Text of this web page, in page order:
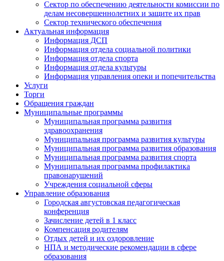
Сектор по обеспечению деятельности комиссии по
делам несовершеннолетних и защите их прав
Сектор технического обеспечения
Актуальная информация
Информация ДСП
Информация отдела социальной политики
Информация отдела спорта
Информация отдела культуры
Информация управления опеки и попечительства
Услуги
Торги
Обращения граждан
Муниципальные программы
Муниципальная программа развития
здравоохранения
Муниципальная программа развития культуры
Муниципальная программа развития образования
Муниципальная программа развития спорта
Муниципальная программа профилактика
правонарушений
Учреждения социальной сферы
Управление образования
Городская августовская педагогическая
конференция
Зачисление детей в 1 класс
Компенсация родителям
Отдых детей и их оздоровление
НПА и методические рекомендации в сфере
образования